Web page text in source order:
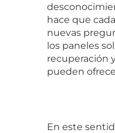
hace que
nuevas
los paneles
recuperación
pueden
En este